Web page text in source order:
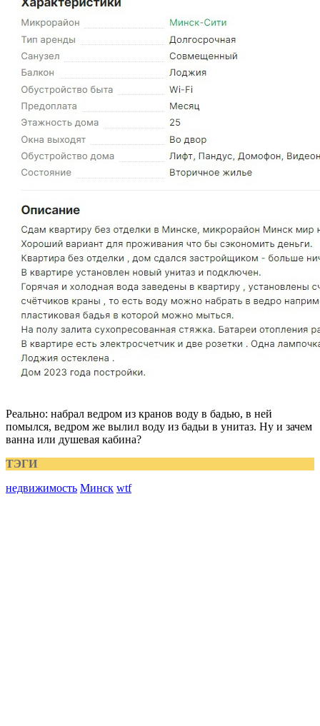
Реально: набрал ведром из кранов воду в бадью, в ней
помылся, ведром же вылил воду из бадьи в унитаз. Ну и зачем
ванна или душевая кабина?
ТЭГИ
недвижимость Минск wtf